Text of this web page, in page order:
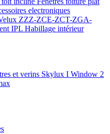
electroniques
ZZZ-ZCE-ZCT-ZGA-
IPL Habillage intérieur
et verins Skylux I Window 2